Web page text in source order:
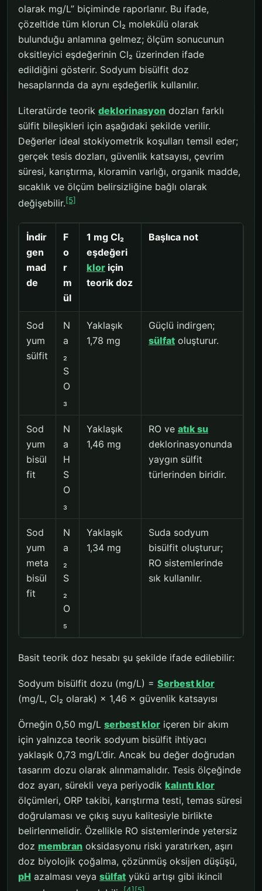
olarak mg/L” biçiminde raporlanır. Bu ifade,
çözeltide tüm klorun Cl₂ molekülü olarak
bulunduğu anlamına gelmez; ölçüm sonucunun
oksitleyici eşdeğerinin Cl₂ üzerinden ifade
edildiğini gösterir. Sodyum bisülfit doz
hesaplarında da aynı eşdeğerlik kullanılır.
Literatürde teorik deklorinasyon dozları farklı
sülfit bileşikleri için aşağıdaki şekilde verilir.
Değerler ideal stokiyometrik koşulları temsil eder;
gerçek tesis dozları, güvenlik katsayısı, çevrim
süresi, karıştırma, kloramin varlığı, organik madde,
sıcaklık ve ölçüm belirsizliğine bağlı olarak
değişebilir.[5]
İndir
gen
mad
de
F
o
r
m
ül
1 mg Cl₂
eşdeğeri
klor için
teorik doz
Başlıca not
Sod
yum
sülfit
N
a
₂
S
O
₃
Yaklaşık
1,78 mg
Güçlü indirgen;
sülfat oluşturur.
Sod
yum
bisül
fit
N
a
H
S
O
₃
Yaklaşık
1,46 mg
RO ve atık su
deklorinasyonunda
yaygın sülfit
türlerinden biridir.
Sod
yum
meta
bisül
fit
N
a
₂
S
₂
O
₅
Yaklaşık
1,34 mg
Suda sodyum
bisülfit oluşturur;
RO sistemlerinde
sık kullanılır.
Basit teorik doz hesabı şu şekilde ifade edilebilir:
Sodyum bisülfit dozu (mg/L) = Serbest klor
(mg/L, Cl₂ olarak) × 1,46 × güvenlik katsayısı
Örneğin 0,50 mg/L serbest klor içeren bir akım
için yalnızca teorik sodyum bisülfit ihtiyacı
yaklaşık 0,73 mg/L’dir. Ancak bu değer doğrudan
tasarım dozu olarak alınmamalıdır. Tesis ölçeğinde
doz ayarı, sürekli veya periyodik kalıntı klor
ölçümleri, ORP takibi, karıştırma testi, temas süresi
doğrulaması ve çıkış suyu kalitesiyle birlikte
belirlenmelidir. Özellikle RO sistemlerinde yetersiz
doz membran oksidasyonu riski yaratırken, aşırı
doz biyolojik çoğalma, çözünmüş oksijen düşüşü,
pH azalması veya sülfat yükü artışı gibi ikincil